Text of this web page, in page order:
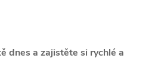
dnes a zajistěte si rychlé a